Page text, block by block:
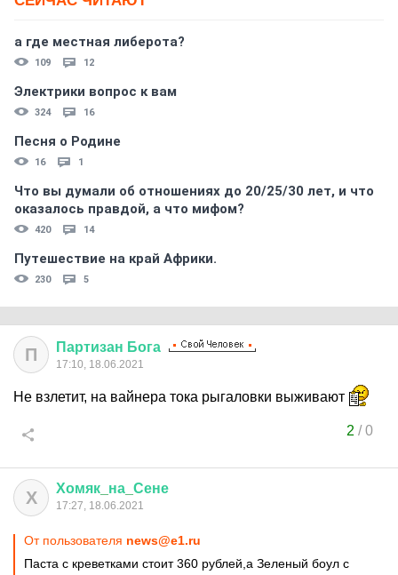
а где местная либерота?
109 12
Электрики вопрос к вам
324 16
Песня о Родине
16 1
Что вы думали об отношениях до 20/25/30 лет, и что
оказалось правдой, а что мифом?
420 14
Путешествие на край Африки.
230 5
П Партизан Бога
17:10, 18.06.2021
Не взлетит, на вайнера тока рыгаловки выживают
2 /0
Х Хомяк на Сене
17:27, 18.06.2021
От пользователя news@e1.ru
Паста с креветками стоит 360 рублей,а Зеленый боул с